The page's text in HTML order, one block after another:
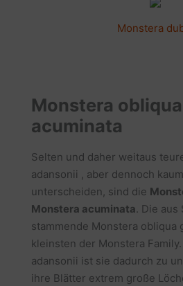
Monstera
Monstera
acuminata
Selten und daher weitaus
adansonii , aber dennoch
unterscheiden, sind die
Monstera acuminata. Die aus
stammende Monstera obliqua
kleinsten der Monstera
adansonii ist sie dadurch zu
ihre Blätter extrem große